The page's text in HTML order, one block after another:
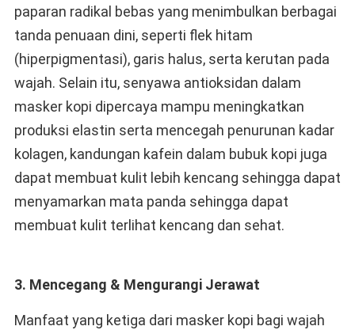
paparan radikal bebas yang menimbulkan berbagai
tanda penuaan dini, seperti flek hitam
(hiperpigmentasi), garis halus, serta kerutan pada
wajah. Selain itu, senyawa antioksidan dalam
masker kopi dipercaya mampu meningkatkan
produksi elastin serta mencegah penurunan kadar
kolagen, kandungan kafein dalam bubuk kopi juga
dapat membuat kulit lebih kencang sehingga dapat
menyamarkan mata panda sehingga dapat
membuat kulit terlihat kencang dan sehat.
3. Mencegang & Mengurangi Jerawat
Manfaat yang ketiga dari masker kopi bagi wajah